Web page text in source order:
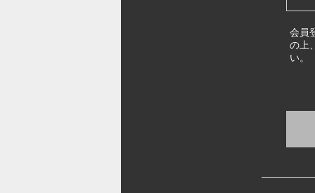
会員
の上
い。